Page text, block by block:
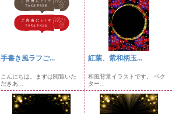
手書き風ラフご...
こんにちは。まずは閲覧いた
だきあ...
紅葉、紫和柄玉...
和風背景イラストです。 ベク
ター...